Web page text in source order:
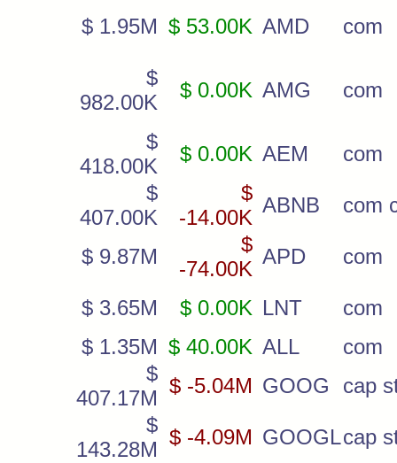
$ 1.95M $ 53.00K AMD com
$
982.00K
$ 0.00K AMG com
$
418.00K
$ 0.00K AEM
com
$
407.00K
$
-14.00K
ABNB com
$ 9.87M
$
-74.00K
APD com
$ 3.65M $ 0.00K LNT
com
$ 1.35M $ 40.00K ALL
com
$
407.17M
$ -5.04M GOOG
cap
$
143.28M
$ -4.09M GOOGLcap